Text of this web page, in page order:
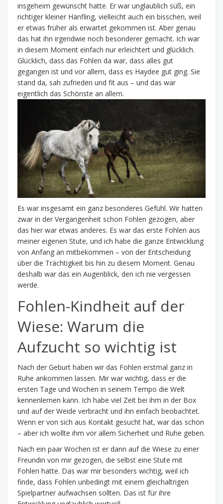
insgeheim gewünscht hatte. Er war unglaublich süß, ein
richtiger kleiner Hänfling, vielleicht auch ein bisschen, weil
er etwas früher als erwartet gekommen ist. Aber genau
das hat ihn irgendwie noch besonderer gemacht. Ich war
in diesem Moment einfach nur erleichtert und glücklich.
Glücklich, dass das Fohlen da war, dass alles gut
gegangen ist und vor allem, dass es Haydee gut ging. Sie
stand da, sah zufrieden und fit aus – und das war
eigentlich das Schönste an allem.
Es war insgesamt ein ganz besonderes Gefühl. Wir hatten
zwar in der Vergangenheit schon Fohlen gezogen, aber
das hier war etwas anderes. Es war das erste Fohlen aus
meiner eigenen Stute, und ich habe die ganze Entwicklung
von Anfang an mitbekommen – von der Entscheidung
über die Trächtigkeit bis hin zu diesem Moment. Genau
deshalb war das ein Augenblick, den ich nie vergessen
werde.
Fohlen-Kindheit auf der
Wiese: Warum die
Aufzucht so wichtig ist
Nach der Geburt haben wir das Fohlen erstmal ganz in
Ruhe ankommen lassen. Mir war wichtig, dass er die
ersten Tage und Wochen in seinem Tempo die Welt
kennenlernen kann. Ich habe viel Zeit bei ihm in der Box
und auf der Weide verbracht und ihn einfach beobachtet.
Wenn er von sich aus Kontakt gesucht hat, war das schön
– aber ich wollte ihm vor allem Sicherheit und Ruhe geben.
Nach ein paar Wochen ist er dann auf die Wiese zu einer
Freundin von mir gezogen, die selbst eine Stute mit
Fohlen hatte. Das war mir besonders wichtig, weil ich
finde, dass Fohlen unbedingt mit einem gleichaltrigen
Spielpartner aufwachsen sollten. Das ist für ihre